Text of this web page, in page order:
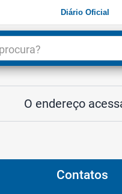
Diário Oficial
O endereço
Contatos